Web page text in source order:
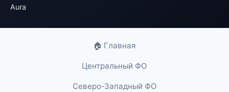
Aura
🏠 Главная
Центральный ФО
Северо-Западный ФО